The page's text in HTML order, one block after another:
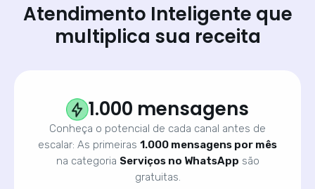
Atendimento Inteligente que
multiplica sua receita
1.000 mensagens
Conheça o potencial de cada canal antes de
escalar: As primeiras 1.000 mensagens por mês
na categoria Serviços no WhatsApp são
gratuitas.